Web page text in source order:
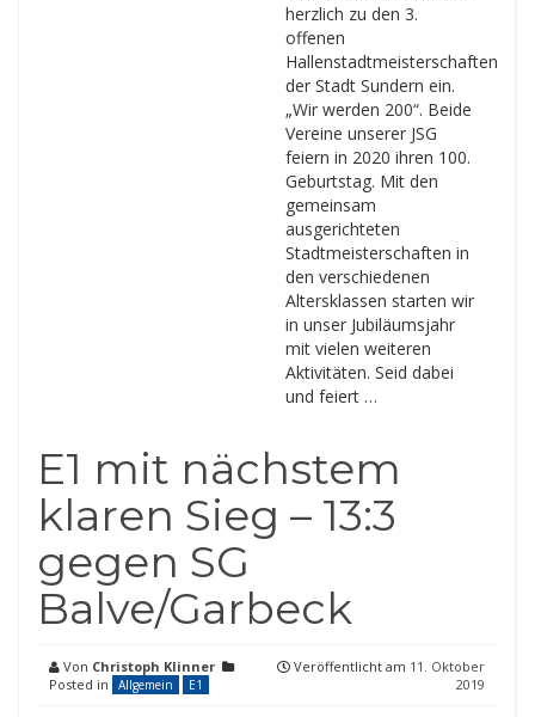
herzlich zu den 3.
offenen
Hallenstadtmeisterschaften
der Stadt Sundern ein.
„Wir werden 200“. Beide
Vereine unserer JSG
feiern in 2020 ihren 100.
Geburtstag. Mit den
gemeinsam
ausgerichteten
Stadtmeisterschaften in
den verschiedenen
Altersklassen starten wir
in unser Jubiläumsjahr
mit vielen weiteren
Aktivitäten. Seid dabei
und feiert …
E1 mit nächstem
klaren Sieg – 13:3
gegen SG
Balve/Garbeck
Von Christoph Klinner
Posted in
Allgemein E1
Veröffentlicht am 11. Oktober
2019